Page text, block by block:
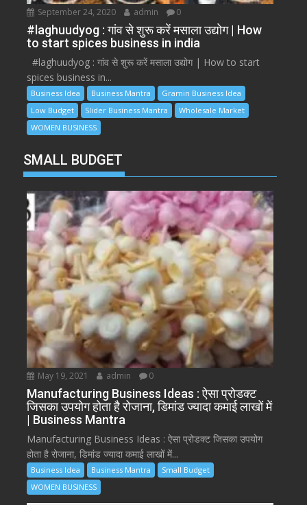
September 24, 2020 admin 0
#laghuudyog : गांव से शुरू करें मसाला उद्योग | How
to start spices business in india
#laghuudyog : गांव से शुरू करें मसाला उद्योग | How to start
spices business in...
Business Idea Business Mantra
Gramin Business Idea
Low Budget
Slider Business Mantra
Wholesale Market
WOMEN BUSINESS
SMALL BUDGET
May 19, 2021 admin 0
Manufacturing Business Ideas : ऐसा प्रोडक्ट
जिसका उपयोग होता है रोजाना, डिमांड ज्यादा कमाई लाखों में
| Business Mantra
Manufacturing Business Ideas : ऐसा प्रोडक्ट जिसका उपयोग
होता है रोजाना, डिमांड ज्यादा कमाई लाखों में...
Business Idea Business Mantra
Small Budget
WOMEN BUSINESS